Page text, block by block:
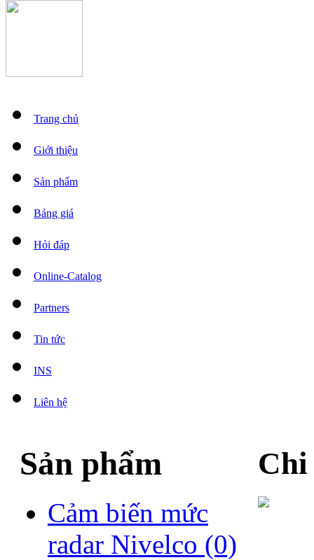
Trang chủ
Giới thiệu
Sản phẩm
Bảng giá
Hỏi đáp
Online-Catalog
Partners
Tin tức
INS
Liên hệ
Sản phẩm
Cảm biến mức
radar Nivelco (0)
Chi